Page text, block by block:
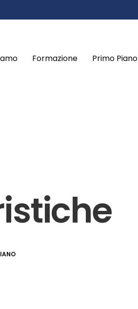
Formazione Primo Piano